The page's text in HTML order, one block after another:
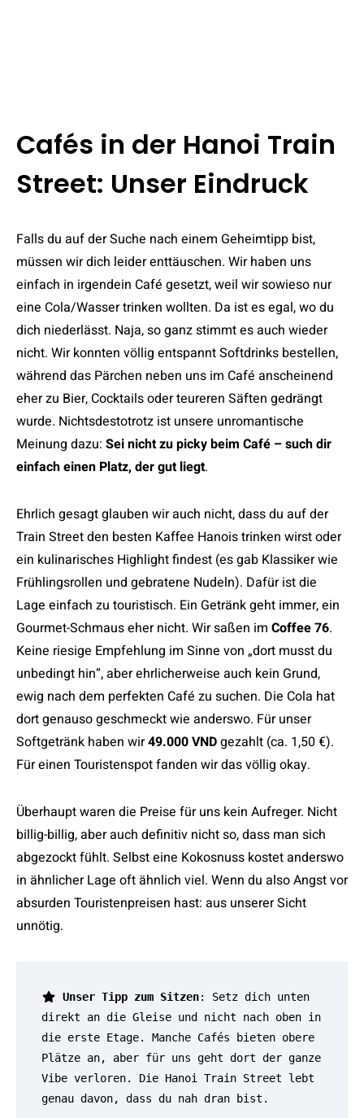
Cafés in der Hanoi Train
Street: Unser Eindruck
Falls du auf der Suche nach einem Geheimtipp bist,
müssen wir dich leider enttäuschen. Wir haben uns
einfach in irgendein Café gesetzt, weil wir sowieso nur
eine Cola/Wasser trinken wollten. Da ist es egal, wo du
dich niederlässt. Naja, so ganz stimmt es auch wieder
nicht. Wir konnten völlig entspannt Softdrinks bestellen,
während das Pärchen neben uns im Café anscheinend
eher zu Bier, Cocktails oder teureren Säften gedrängt
wurde. Nichtsdestotrotz ist unsere unromantische
Meinung dazu: Sei nicht zu picky beim Café – such dir
einfach einen Platz, der gut liegt.
Ehrlich gesagt glauben wir auch nicht, dass du auf der
Train Street den besten Kaffee Hanois trinken wirst oder
ein kulinarisches Highlight findest (es gab Klassiker wie
Frühlingsrollen und gebratene Nudeln). Dafür ist die
Lage einfach zu touristisch. Ein Getränk geht immer, ein
Gourmet-Schmaus eher nicht. Wir saßen im Coffee 76.
Keine riesige Empfehlung im Sinne von „dort musst du
unbedingt hin“, aber ehrlicherweise auch kein Grund,
ewig nach dem perfekten Café zu suchen. Die Cola hat
dort genauso geschmeckt wie anderswo. Für unser
Softgetränk haben wir49.000 VNDgezahlt (ca. 1,50 €).
Für einen Touristenspot fanden wir das völlig okay.
Überhaupt waren die Preise für uns kein Aufreger. Nicht
billig-billig, aber auch definitiv nicht so, dass man sich
abgezockt fühlt. Selbst eine Kokosnuss kostet anderswo
in ähnlicher Lage oft ähnlich viel. Wenn du also Angst vor
absurden Touristenpreisen hast: aus unserer Sicht
unnötig.
Unser Tipp zum Sitzen: Setz dich unten
direkt an die Gleise und nicht nach oben in
die erste Etage. Manche Cafés bieten obere
Plätze an, aber für uns geht dort der ganze
Vibe verloren. Die Hanoi Train Street lebt
genau davon, dass du nah dran bist.